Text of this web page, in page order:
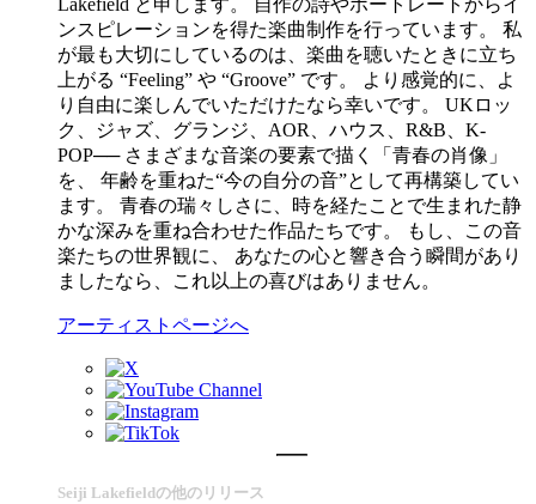
Lakefield と申します。 自作の詩やポートレートからイ
ンスピレーションを得た楽曲制作を行っています。 私
が最も大切にしているのは、楽曲を聴いたときに立ち
上がる “Feeling” や “Groove” です。 より感覚的に、よ
り自由に楽しんでいただけたなら幸いです。 UKロッ
ク、ジャズ、グランジ、AOR、ハウス、R&B、K-
POP── さまざまな音楽の要素で描く「青春の肖像」
を、 年齢を重ねた“今の自分の音”として再構築してい
ます。 青春の瑞々しさに、時を経たことで生まれた静
かな深みを重ね合わせた作品たちです。 もし、この音
楽たちの世界観に、 あなたの心と響き合う瞬間があり
ましたなら、これ以上の喜びはありません。
アーティストページへ
Seiji Lakefieldの他のリリース